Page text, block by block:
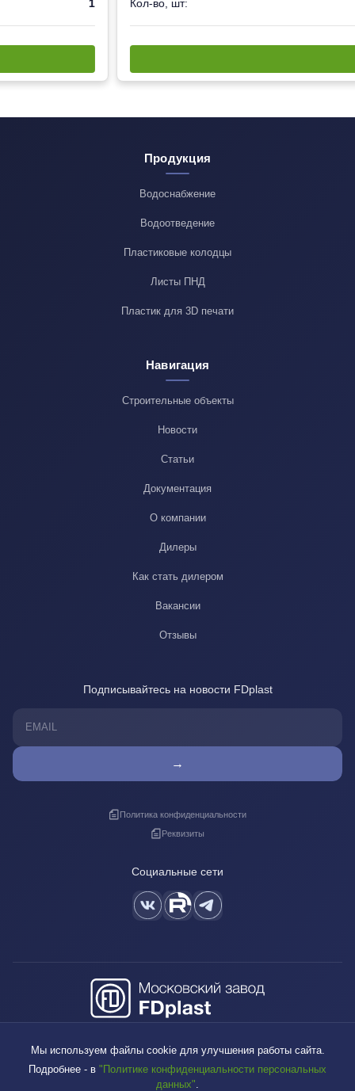
1
Кол-во, шт:
Продукция
Водоснабжение
Водоотведение
Пластиковые колодцы
Листы ПНД
Пластик для 3D печати
Навигация
Строительные объекты
Новости
Статьи
Документация
О компании
Дилеры
Как стать дилером
Вакансии
Отзывы
Подписывайтесь на новости FDplast
→
Политика конфиденциальности
Реквизиты
Социальные сети
sales@fdplast.ru
140050, Московская обл., пос. Красково, ул. Карла Маркса, д. 117Б
Мы используем файлы cookie для улучшения работы сайта.
Подробнее - в "Политике конфиденциальности персональных
данных".